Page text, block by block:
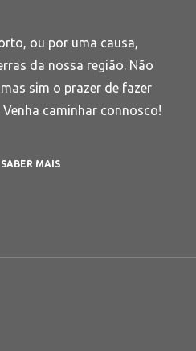
ou por uma causa,
da nossa região. Não
sim o prazer de fazer
caminhar connosco!
SABER MAIS